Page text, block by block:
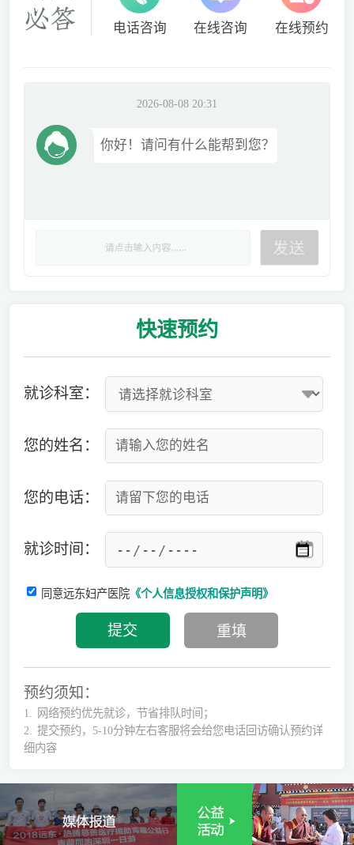
电话咨询 在线咨询 在线预约
2026-08-08 20:31
你好！请问有什么能帮到您？
快速预约
就诊科室：
您的姓名：
您的电话：
就诊时间：
同意远东妇产医院《个人信息授权和保护声明》
预约须知：
1.
网络预约优先就诊，节省排队时间；
2.
提交预约，5-10分钟左右客服将会给您电话回访确认预约详
细内容